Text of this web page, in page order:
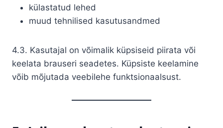
külastatud lehed
muud tehnilised kasutusandmed
4.3. Kasutajal on võimalik küpsiseid piirata või
keelata brauseri seadetes. Küpsiste keelamine
võib mõjutada veebilehe funktsionaalsust.